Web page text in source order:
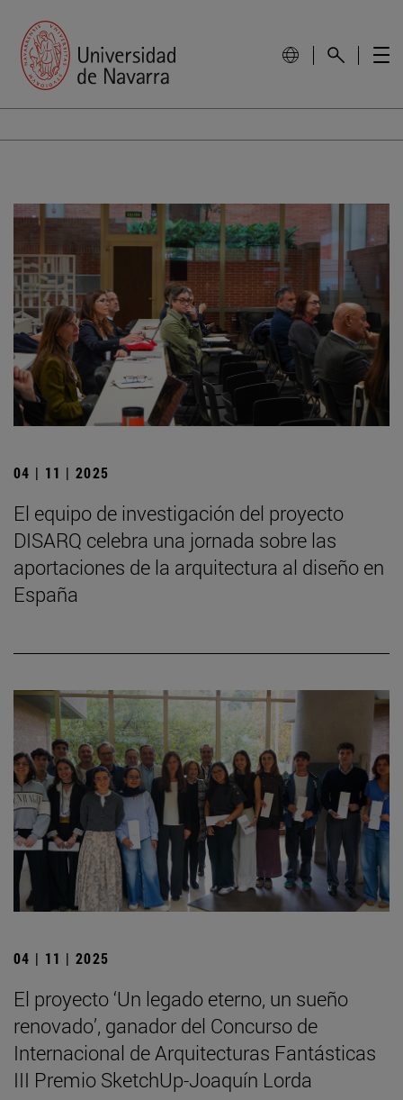
04 | 11 | 2025
El equipo de investigación del proyecto
DISARQ celebra una jornada sobre las
aportaciones de la arquitectura al diseño en
España
04 | 11 | 2025
El proyecto ‘Un legado eterno, un sueño
renovado’, ganador del Concurso de
Internacional de Arquitecturas Fantásticas
III Premio SketchUp-Joaquín Lorda